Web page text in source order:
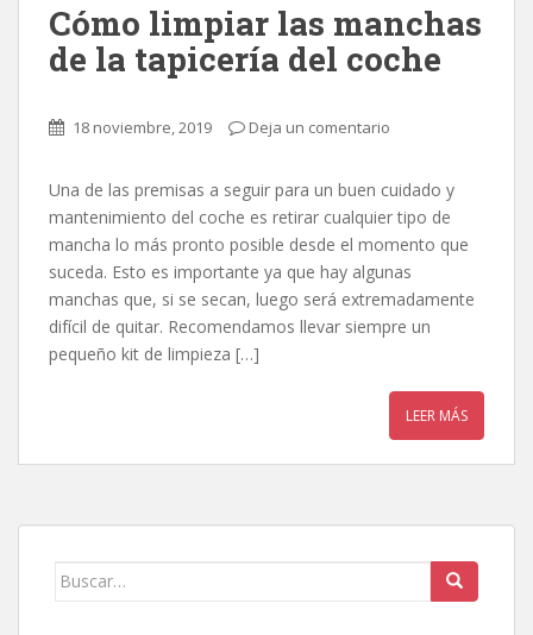
Cómo limpiar las manchas
de la tapicería del coche
18 noviembre, 2019 Deja un comentario
Una de las premisas a seguir para un buen cuidado y
mantenimiento del coche es retirar cualquier tipo de
mancha lo más pronto posible desde el momento que
suceda. Esto es importante ya que hay algunas
manchas que, si se secan, luego será extremadamente
difícil de quitar. Recomendamos llevar siempre un
pequeño kit de limpieza […]
LEER MÁS
Buscar: